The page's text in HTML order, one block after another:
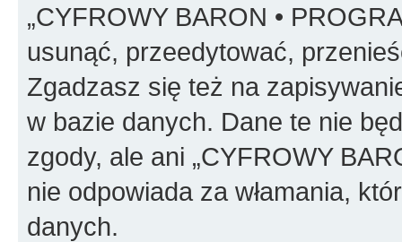
„CYFROWY BARON •
usunąć, przeedytować,
Zgadzasz się też na
w bazie danych. Dane te nie
zgody, ale ani „CYFROWY
nie odpowiada za włamania,
danych.